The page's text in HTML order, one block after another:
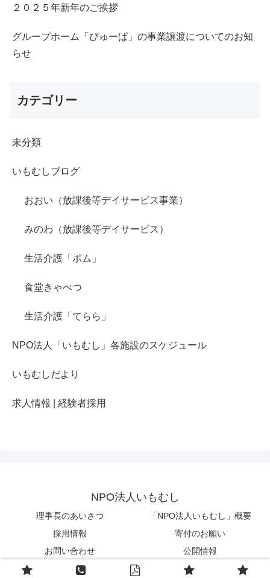
２０２５年新年のご挨拶
グループホーム「ぴゅーぱ」の事業譲渡についてのお知
らせ
カテゴリー
未分類
いもむしブログ
おおい（放課後等デイサービス事業）
みのわ（放課後等デイサービス）
生活介護「ポム」
食堂きゃべつ
生活介護「てらら」
NPO法人「いもむし」各施設のスケジュール
いもむしだより
求人情報 | 経験者採用
NPO法人いもむし
理事長のあいさつ
「NPO法人いもむし」概要
採用情報
寄付のお願い
お問い合わせ
公開情報
© 2020 NPO法人いもむし.